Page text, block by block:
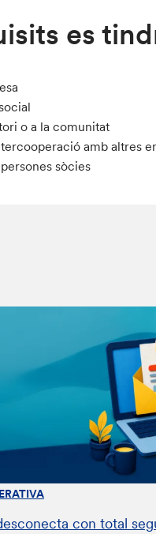
es
o a la comunitat
amb altres
sòcies
con total